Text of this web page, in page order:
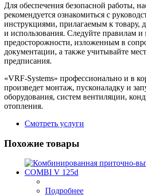
Для обеспечения безопасной работы,
рекомендуется ознакомиться с
инструкциями, прилагаемым к товару,
и использования. Следуйте правилам и
предосторожности, изложенным в
документации, а также учитывайте
предписания.
«VRF-Systems» профессионально и в
произведет монтаж, пусконаладку и
оборудования, систем вентиляции,
отопления.
Смотреть услуги
Похожие товары
Подробнее